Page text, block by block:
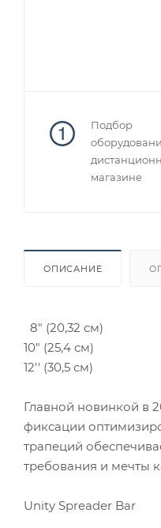
Подбор
магазине
ОПИСАНИЕ
8" (20,32 см)
10" (25,4 см)
12'' (30,5 см)
Главной новинкой в
фиксации
трапеций
требования и мечты
Unity Spreader Bar